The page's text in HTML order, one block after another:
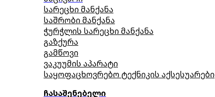
სარეცხი მანქანა
საშრობი მანქანა
ჭურჭლის სარეცხი მანქანა
გაზქურა
გამწოვი
ვაკუუმის აპარატი
საყოფაცხოვრებო ტექნიკის აქსესუარები
ჩასაშენებელი